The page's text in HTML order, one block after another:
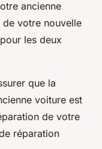
ancienne
votre nouvelle
les deux
que la
voiture est
de votre
réparation